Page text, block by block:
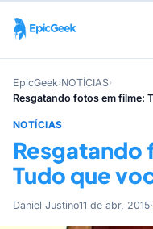
EpicGeek›NOTÍCIAS›
Resgatando fotos em filme:
NOTÍCIAS
Resgatando
Tudo que
Daniel Justino11 de abr, 2015·